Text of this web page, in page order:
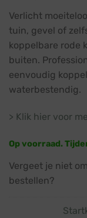
Verlicht
tuin, gevel of
koppelbare rode
buiten.
eenvoudig
waterbestendig.
> Klik hier voor
Op voorraad.
Vergeet je niet
bestellen?